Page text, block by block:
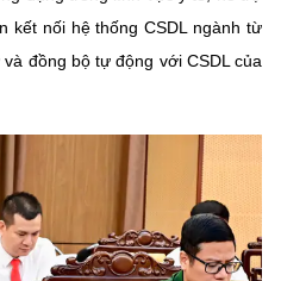
kết nối hệ thống CSDL ngành từ
đồng bộ tự động với CSDL của